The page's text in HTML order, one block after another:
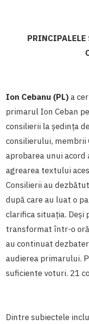
PRINCIPALELE
Ion Cebanu (PL)a
primarul Ion Ceban
consilierii la ședința
consilierului, membrii
aprobarea unui
agrearea textului
Consilierii au
după care au luat o
clarifica situația. Deși
transformat într-o
au continuat
audierea primarului.
suficiente voturi. 21
Dintre subiectele